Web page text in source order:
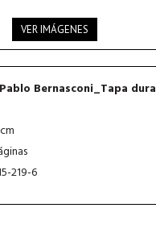
VER IMÁGENES
Bernasconi_Tapa dura
219-6